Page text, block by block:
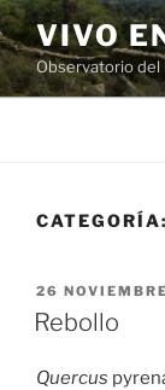
Saltar
al
contenido
VIVO
Observatorio del
CATEGORÍA:
PUBLICADO
EL
26
Rebollo
Quercus